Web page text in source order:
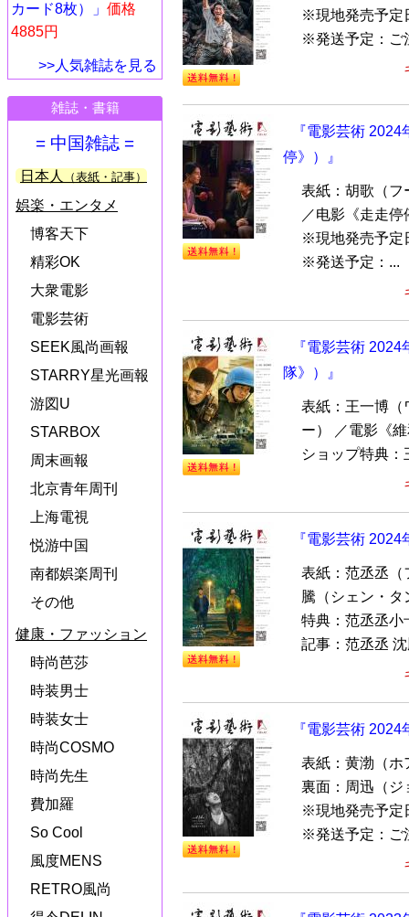
カード8枚）」 価格
4885円
>>人気雑誌を見る
雑誌・書籍
= 中国雑誌 =
日本人 （表紙・記事）
娯楽・エンタメ
博客天下
精彩OK
大衆電影
電影芸術
SEEK風尚画報
STARRY星光画報
游図U
STARBOX
周末画報
北京青年周刊
上海電視
悦游中国
南都娯楽周刊
その他
健康・ファッション
時尚芭莎
時装男士
時装女士
時尚COSMO
時尚先生
費加羅
So Cool
風度MENS
RETRO風尚
※現地発売予定
※発送予定：ご
『電影芸術
停》）』
表紙：胡歌（フ
／电影《走走停
※現地発売予定
※発送予定：...
『電影芸術
隊》）』
表紙：王一博（
ー） ／電影《
ショップ特典
『電影芸術
表紙：范丞丞（
騰（シェン・タ
特典：范丞丞小
記事：范丞丞
『電影芸術
表紙：黄渤（ホ
裏面：周迅（ジ
※現地発売予定
※発送予定：ご